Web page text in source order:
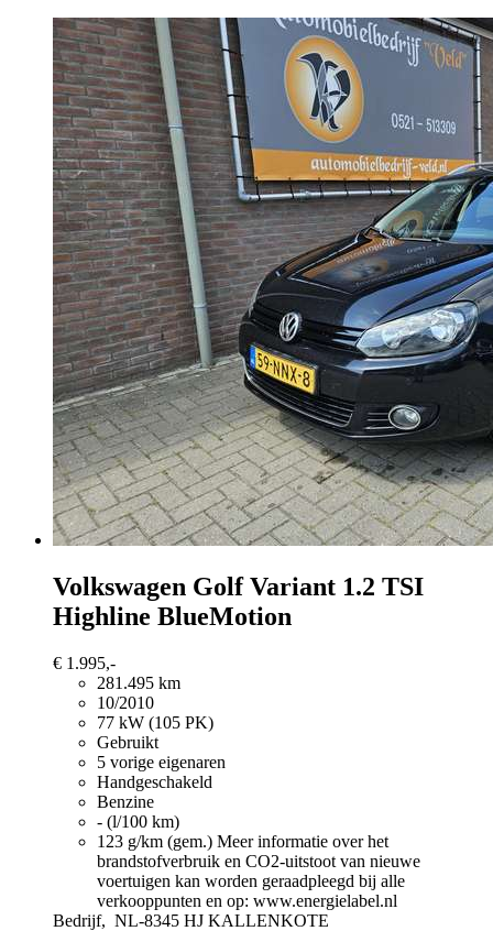
Volkswagen Golf Variant 1.2 TSI
Highline BlueMotion
€ 1.995,-
281.495 km
10/2010
77 kW (105 PK)
Gebruikt
5 vorige eigenaren
Handgeschakeld
Benzine
- (l/100 km)
123 g/km (gem.) Meer informatie over het
brandstofverbruik en CO2-uitstoot van nieuwe
voertuigen kan worden geraadpleegd bij alle
verkooppunten en op: www.energielabel.nl
Bedrijf, NL-8345 HJ KALLENKOTE